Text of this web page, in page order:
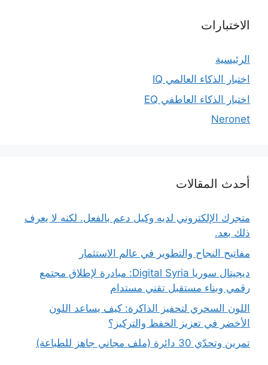
الاختبارات
الرئيسية
اختبار الذكاء العالمي IQ
اختبار الذكاء العاطفي EQ
Neronet
أحدث المقالات
متجرك الإلكتروني لديه وكيل دعم بالفعل. لكنه لا يعرف
ذلك بعد.
مفاتيح النجاح والتطوير في عالم الاستثمار
ديجيتال سوريا Digital Syria: مبادرة لإطلاق مجتمع
رقمي وبناء مستقبل تقني مستدام
اللون السحري لتحفيز الذاكرة: كيف يساعد اللون
الأخضر في تعزيز الحفظ والتركيز؟
تمرين وتحدّي 30 دائرة (ملف مجاني جاهز للطباعة)